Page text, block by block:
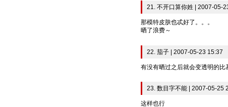
21. 不开口算你姓 | 2007-05-
那模特皮肤也忒好了。。。
晒了浪费～
22. 茄子 | 2007-05-23 15:37
有没有晒过之后就会变透明的比
23. 数目字不能 | 2007-05-25
这样也行